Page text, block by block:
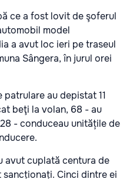
ce a fost lovit de şoferul
model
a avut loc ieri pe traseul
Sângera, în jurul orei
au depistat 11
beţi la volan, 68 - au
- conduceau unitățile de
avut cuplată centura de
Cinci dintre ei